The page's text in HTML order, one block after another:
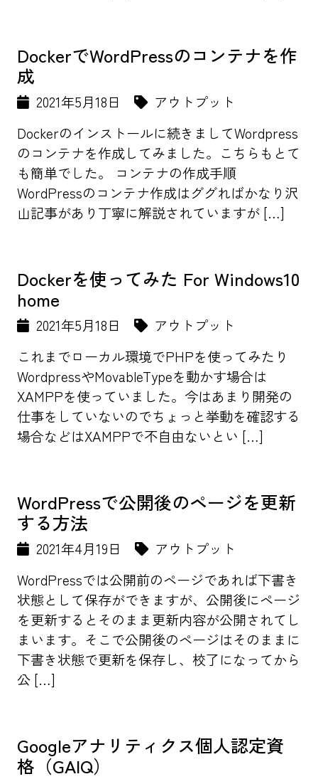
DockerでWordPressのコンテナを作
成
2021年5月18日
アウトプット
Dockerのインストールに続きましてWordpress
のコンテナを作成してみました。こちらもとて
も簡単でした。 コンテナの作成手順
WordPressのコンテナ作成はググればかなり沢
山記事があり丁寧に解説されていますが […]
Dockerを使ってみた For Windows10
home
2021年5月18日
アウトプット
これまでローカル環境でPHPを使ってみたり
WordpressやMovableTypeを動かす場合は
XAMPPを使っていました。今はあまり開発の
仕事をしていないのでちょっと挙動を確認する
場合などはXAMPPで不自由ないとい […]
WordPressで公開後のページを更新
する方法
2021年4月19日
アウトプット
WordPressでは公開前のページであれば下書き
状態として保存ができますが、公開後にページ
を更新するとそのまま更新内容が公開されてし
まいます。そこで公開後のページはそのままに
下書き状態で更新を保存し、校了になってから
公 […]
Googleアナリティクス個人認定資
格（GAIQ）